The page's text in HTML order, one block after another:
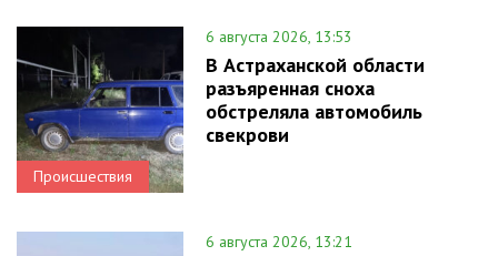
Происшествия
6 августа 2026, 13:53
В Астраханской области
разъяренная сноха
обстреляла автомобиль
свекрови
6 августа 2026, 13:21